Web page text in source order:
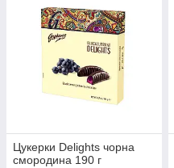
Цукерки Delights чорна
смородина 190 г